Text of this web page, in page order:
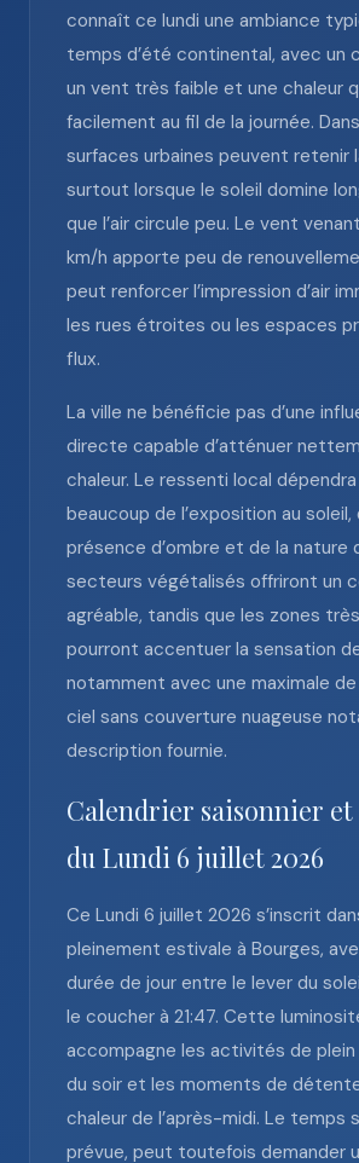
connaît ce lundi une ambiance
temps d’été continental, avec un
un vent très faible et une chaleur
facilement au fil de la journée.
surfaces urbaines peuvent retenir
surtout lorsque le soleil domine
que l’air circule peu. Le vent
km/h apporte peu de
peut renforcer l’impression d’air
les rues étroites ou les espaces
flux.
La ville ne bénéficie pas d’une
directe capable d’atténuer
chaleur. Le ressenti local
beaucoup de l’exposition au soleil,
présence d’ombre et de la nature
secteurs végétalisés offriront un
agréable, tandis que les zones
pourront accentuer la sensation
notamment avec une maximale
ciel sans couverture nuageuse
description fournie.
Calendrier saisonnier et
du Lundi 6 juillet 2026
Ce Lundi 6 juillet 2026 s’inscrit
pleinement estivale à Bourges,
durée de jour entre le lever du
le coucher à 21:47. Cette
accompagne les activités de
du soir et les moments de
chaleur de l’après-midi. Le temps
prévue, peut toutefois demander